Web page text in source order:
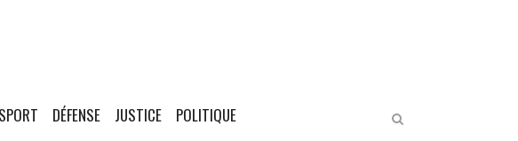
SPORT DÉFENSE JUSTICE POLITIQUE